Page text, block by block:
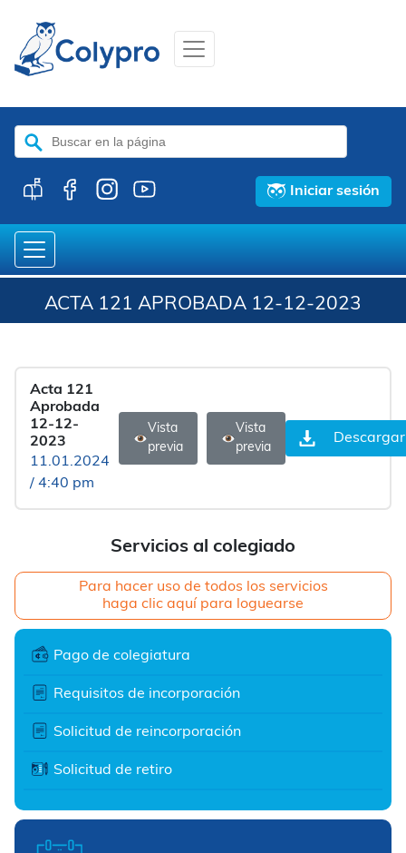
Buscar:
Iniciar sesión
ACTA 121 APROBADA 12-12-2023
Servicios al colegiado
Para hacer uso de todos los servicios
haga clic aquí para loguearse
Pago de colegiatura
Requisitos de incorporación
Solicitud de reincorporación
Solicitud de retiro
Acta 121
Aprobada
12-12-
2023
11.01.2024
/ 4:40 pm
Vista
previa
Vista
previa
Descargar